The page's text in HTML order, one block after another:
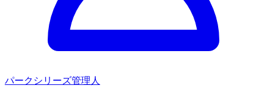
パークシリーズ管理人